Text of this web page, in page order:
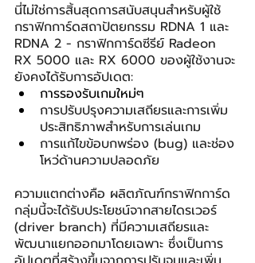
นี่ไม่ใช่การสิ้นสุดการสนับสนุนสำหรับผู้ใช้
กราฟิกการ์ดสถาปัตยกรรม RDNA 1 และ
RDNA 2 - กราฟิกการ์ดซีรีย์ Radeon
RX 5000 และ RX 6000 ของผู้ใช้งานจะ
ยังคงได้รับการอัปเดต:
การรองรับเกมใหม่ๆ
การปรับปรุงความเสถียรและการเพิ่ม
ประสิทธิภาพสำหรับการเล่นเกม
การแก้ไขข้อบกพร่อง (bug) และช่อง
โหว่ด้านความปลอดภัย
ความแตกต่างคือ ผลิตภัณฑ์กราฟิกการ์ด
กลุ่มนี้จะได้รับประโยชน์จากสายไดรเวอร์
(driver branch) ที่มีความเสถียรและ
พัฒนาแยกออกมาโดยเฉพาะ ซึ่งเป็นการ